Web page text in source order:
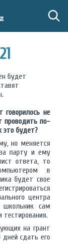
будет
не
проводить по-
это будет?
но меняется
парту и ему
ответа, то
в
будет свое
центра
школьник сам
на грант
сдать его